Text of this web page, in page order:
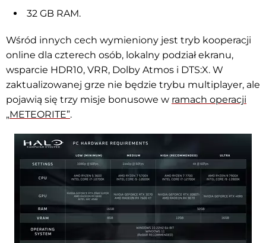
32 GB RAM.
Wśród innych cech wymieniony jest tryb kooperacji
online dla czterech osób, lokalny podział ekranu,
wsparcie HDR10, VRR, Dolby Atmos i DTS:X. W
zaktualizowanej grze nie będzie trybu multiplayer, ale
pojawią się trzy misje bonusowe w ramach operacji
„METEORITE”.